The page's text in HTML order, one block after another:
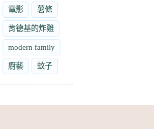
電影 薯條
肯德基的炸雞
modern family
廚藝 蚊子